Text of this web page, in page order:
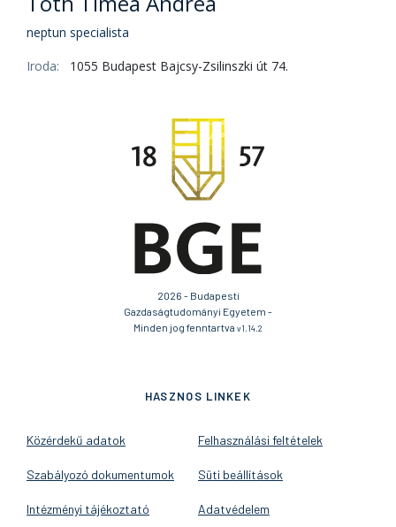
neptun specialista
Iroda:
1055 Budapest Bajcsy-Zsilinszki út 74.
2026 - Budapesti
Gazdaságtudományi Egyetem -
Minden jog fenntartva v1.14.2
HASZNOS LINKEK
Közérdekű adatok
Szabályozó dokumentumok
Intézményi tájékoztató
Felhasználási feltételek
Süti beállítások
Adatvédelem